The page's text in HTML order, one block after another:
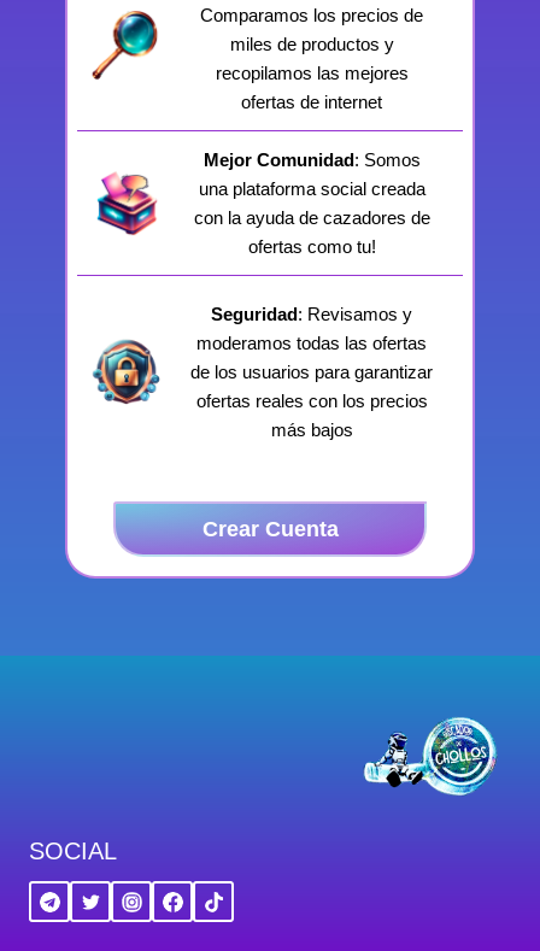
Comparamos los precios de
miles de productos y
recopilamos las mejores
ofertas de internet
Mejor Comunidad: Somos
una plataforma social creada
con la ayuda de cazadores de
ofertas como tu!
Seguridad: Revisamos y
moderamos todas las ofertas
de los usuarios para garantizar
ofertas reales con los precios
más bajos
Crear Cuenta
SOCIAL